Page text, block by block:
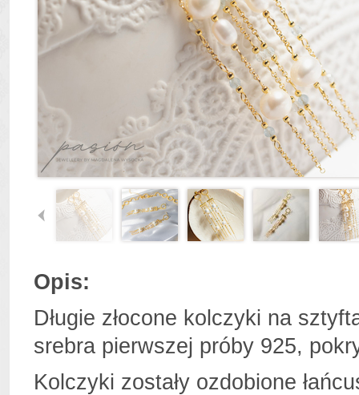
Opis:
Długie złocone kolczyki na
srebra pierwszej próby 925,
Kolczyki zostały ozdobione